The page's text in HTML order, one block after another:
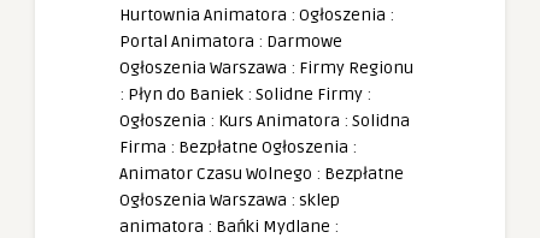
Hurtownia Animatora : Ogłoszenia :
Portal Animatora : Darmowe
Ogłoszenia Warszawa : Firmy Regionu
: Płyn do Baniek : Solidne Firmy :
Ogłoszenia : Kurs Animatora : Solidna
Firma : Bezpłatne Ogłoszenia :
Animator Czasu Wolnego : Bezpłatne
Ogłoszenia Warszawa : sklep
animatora : Bańki Mydlane :